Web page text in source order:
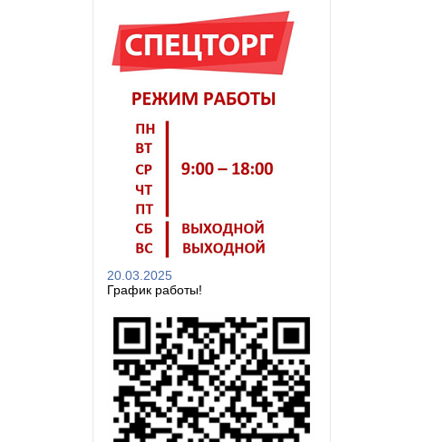
20.03.2025
График работы!